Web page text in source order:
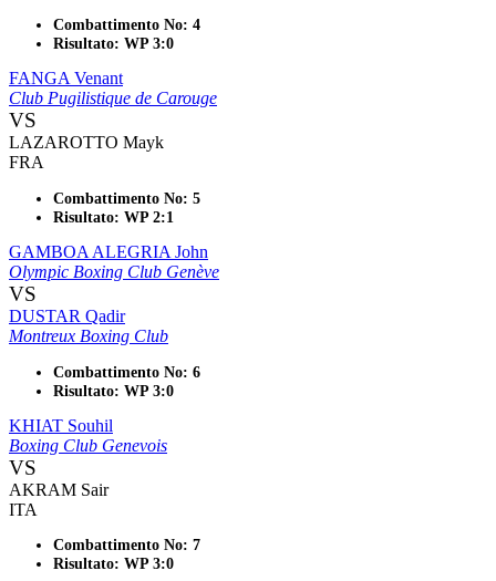
Combattimento No: 4
Risultato: WP 3:0
FANGA Venant
Club Pugilistique de Carouge
VS
LAZAROTTO Mayk
FRA
Combattimento No: 5
Risultato: WP 2:1
GAMBOA ALEGRIA John
Olympic Boxing Club Genève
VS
DUSTAR Qadir
Montreux Boxing Club
Combattimento No: 6
Risultato: WP 3:0
KHIAT Souhil
Boxing Club Genevois
VS
AKRAM Sair
ITA
Combattimento No: 7
Risultato: WP 3:0